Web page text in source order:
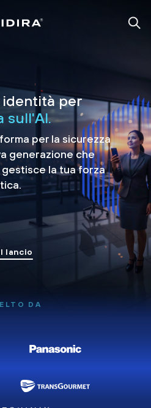
identità per
sull'AI.
per la sicurezza
generazione che
gestisce la tua forza
lancio
DA